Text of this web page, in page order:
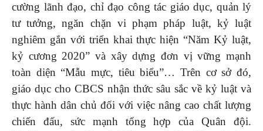
cường lãnh đạo, chỉ đạo công tác giáo dục, quản lý
tư tưởng, ngăn chặn vi phạm pháp luật, kỷ luật
nghiêm gắn với triển khai thực hiện “Năm Kỷ luật,
kỷ cương 2020” và xây dựng đơn vị vững mạnh
toàn diện “Mẫu mực, tiêu biểu”… Trên cơ sở đó,
giáo dục cho CBCS nhận thức sâu sắc về kỷ luật và
thực hành dân chủ đối với việc nâng cao chất lượng
chiến đấu, sức mạnh tổng hợp của Quân đội.